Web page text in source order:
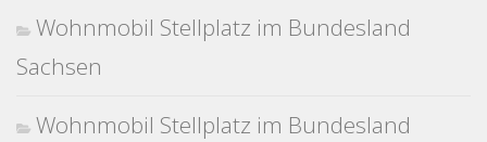
Wohnmobil Stellplatz im Bundesland
Sachsen
Wohnmobil Stellplatz im Bundesland